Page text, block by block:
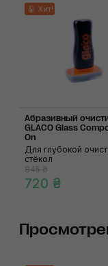
Хит!
Абразивный
GLACO Glass
On
Для глубокой
стёкол
845 ₴
720 ₴